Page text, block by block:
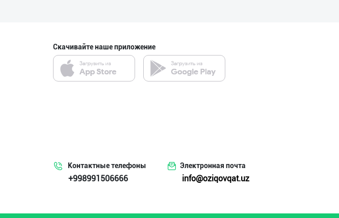
Скачивайте наше приложение
Контактные телефоны
+998991506666
Электронная почта
info@oziqovqat.uz